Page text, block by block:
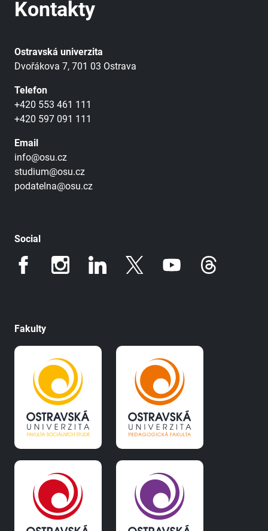
Kontakty
Ostravská univerzita
Dvořákova 7, 701 03 Ostrava
Telefon
+420 553 461 111
+420 597 091 111
Email
info@osu.cz
studium@osu.cz
podatelna@osu.cz
Social
Fakulty